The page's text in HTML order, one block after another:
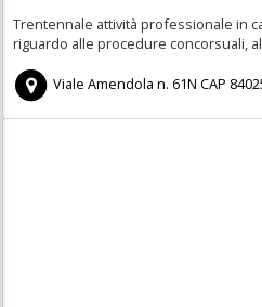
Trentennale attività professionale in
riguardo alle procedure concorsuali,
Viale Amendola n. 61N CAP